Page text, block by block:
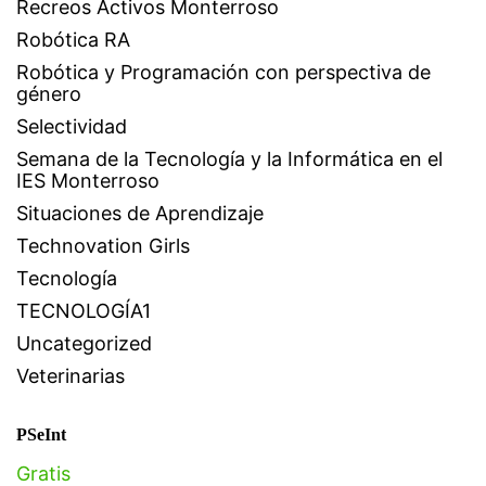
Recreos Activos Monterroso
Robótica RA
Robótica y Programación con perspectiva de
género
Selectividad
Semana de la Tecnología y la Informática en el
IES Monterroso
Situaciones de Aprendizaje
Technovation Girls
Tecnología
TECNOLOGÍA1
Uncategorized
Veterinarias
PSeInt
Gratis